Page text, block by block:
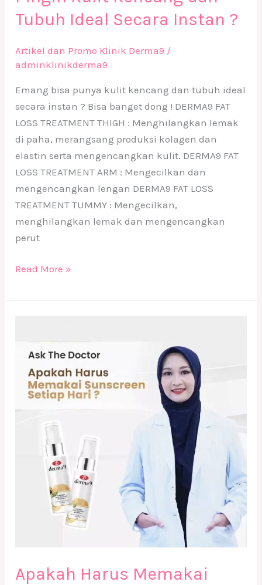
Tubuh Ideal Secara Instan ?
Artikel dan Promo Klinik Derma9 /
adminklinikderma9
Emang bisa punya kulit kencang dan tubuh ideal
secara instan ? Bisa banget dong ! DERMA9 FAT
LOSS TREATMENT THIGH : Menghilangkan lemak
di paha, merangsang produksi kolagen dan
elastin serta mengencangkan kulit. DERMA9 FAT
LOSS TREATMENT ARM : Mengecilkan dan
mengencangkan lengan DERMA9 FAT LOSS
TREATMENT TUMMY : Mengecilkan,
menghilangkan lemak dan mengencangkan
perut
Read More »
Apakah Harus Memakai
Memakai
Sunscreen
tiap